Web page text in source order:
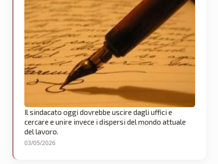
Il sindacato oggi dovrebbe uscire dagli uffici e
cercare e unire invece i dispersi del mondo attuale
del lavoro.
03/05/2026